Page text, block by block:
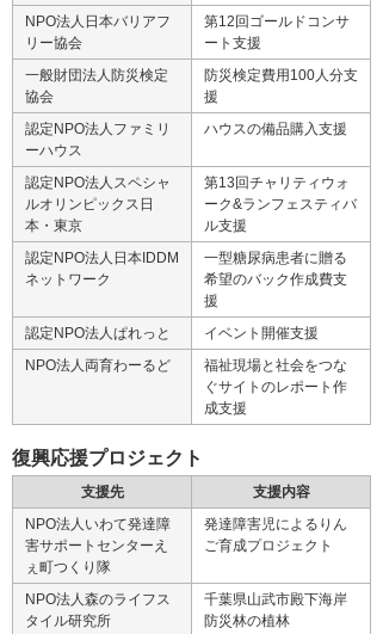
NPO法人日本バリアフ
リー協会
第12回ゴールドコンサ
ート支援
一般財団法人防災検定
協会
防災検定費用100人分支
援
認定NPO法人ファミリ
ーハウス
ハウスの備品購入支援
認定NPO法人スペシャ
ルオリンピックス日
本・東京
第13回チャリティウォ
ーク&ランフェスティバ
ル支援
認定NPO法人日本IDDM
ネットワーク
一型糖尿病患者に贈る
希望のバック作成費支
援
認定NPO法人ぱれっと
イベント開催支援
NPO法人両育わーるど
福祉現場と社会をつな
ぐサイトのレポート作
成支援
復興応援プロジェクト
支援先
支援内容
NPO法人いわて発達障
害サポートセンターえ
ぇ町つくり隊
発達障害児によるりん
ご育成プロジェクト
NPO法人森のライフス
タイル研究所
千葉県山武市殿下海岸
防災林の植林